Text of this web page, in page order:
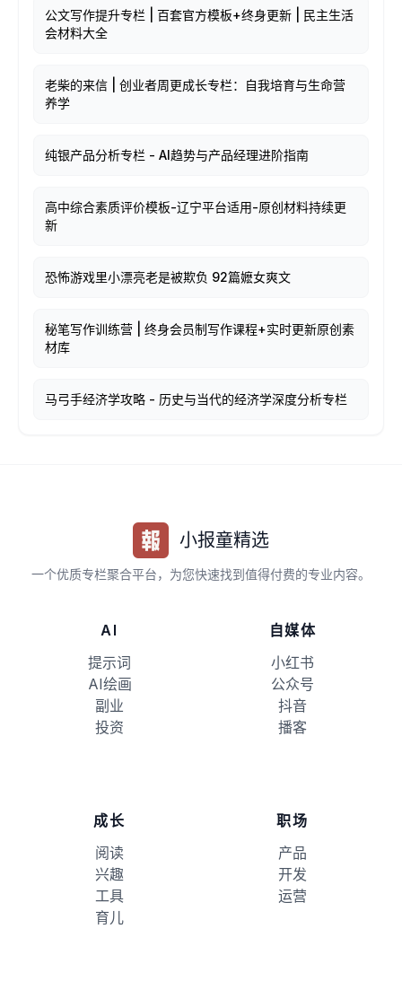
公文写作提升专栏 | 百套官方模板+终身更新 | 民主生活
会材料大全
老柴的来信 | 创业者周更成长专栏：自我培育与生命营
养学
纯银产品分析专栏 - AI趋势与产品经理进阶指南
高中综合素质评价模板-辽宁平台适用-原创材料持续更
新
恐怖游戏里小漂亮老是被欺负 92篇嬷女爽文
秘笔写作训练营 | 终身会员制写作课程+实时更新原创素
材库
马弓手经济学攻略 - 历史与当代的经济学深度分析专栏
小报童精选
一个优质专栏聚合平台，为您快速找到值得付费的专业内容。
AI
提示词
AI绘画
副业
投资
自媒体
小红书
公众号
抖音
播客
成长
阅读
兴趣
工具
育儿
职场
产品
开发
运营